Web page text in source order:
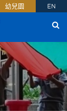
幼兒園 EN